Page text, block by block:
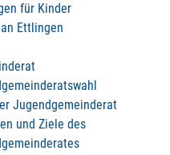
für Kinder
Ettlingen
Jugendgemeinderat
und Ziele des